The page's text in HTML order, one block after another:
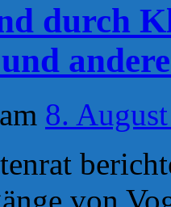
durch
8.
von